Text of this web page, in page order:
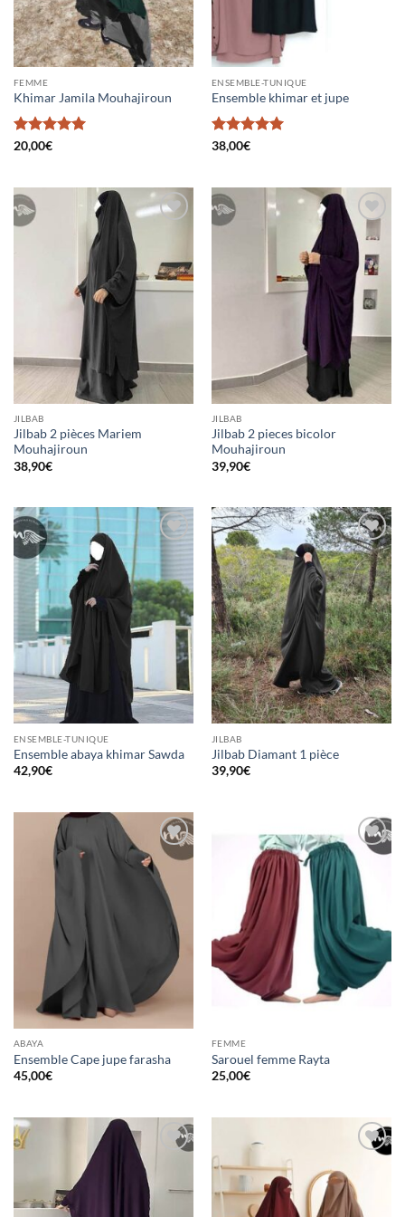
FEMME
Khimar Jamila Mouhajiroun
Note5
20,00€
ENSEMBLE-TUNIQUE
Ensemble khimar et jupe
Note5
38,00€
JILBAB
Jilbab 2 pièces Mariem
Mouhajiroun
38,90€
Ajouter
à la liste
d’envies
JILBAB
Jilbab 2 pieces bicolor
Mouhajiroun
39,90€
Ajouter
à la liste
d’envies
ENSEMBLE-TUNIQUE
Ensemble abaya khimar Sawda
42,90€
Ajouter
à la liste
d’envies
JILBAB
Jilbab Diamant 1 pièce
39,90€
Ajouter
à la liste
d’envies
ABAYA
Ensemble Cape jupe farasha
45,00€
Ajouter
à la liste
d’envies
FEMME
Sarouel femme Rayta
25,00€
d’envies
à la liste
d’envies